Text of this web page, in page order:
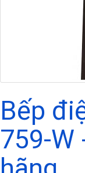
Bếp
759-W